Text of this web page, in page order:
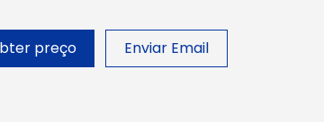
preço Enviar Email